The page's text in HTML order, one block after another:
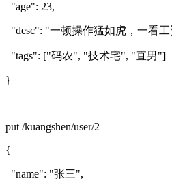
"age": 23,
"desc": "一顿操作猛如虎，一看工
"tags": ["码农", "技术宅", "直男"]
}
put /kuangshen/user/2
{
"name": "张三",